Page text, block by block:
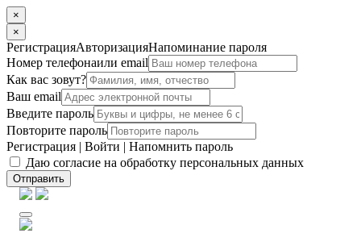
×
×
РегистрацияАвторизацияНапоминание пароля
Номер телефонаили email
Как вас зовут?
Ваш email
Введите пароль
Повторите пароль
Регистрация | Войти | Напомнить пароль
Даю согласие на обработку персональных данных
Отправить